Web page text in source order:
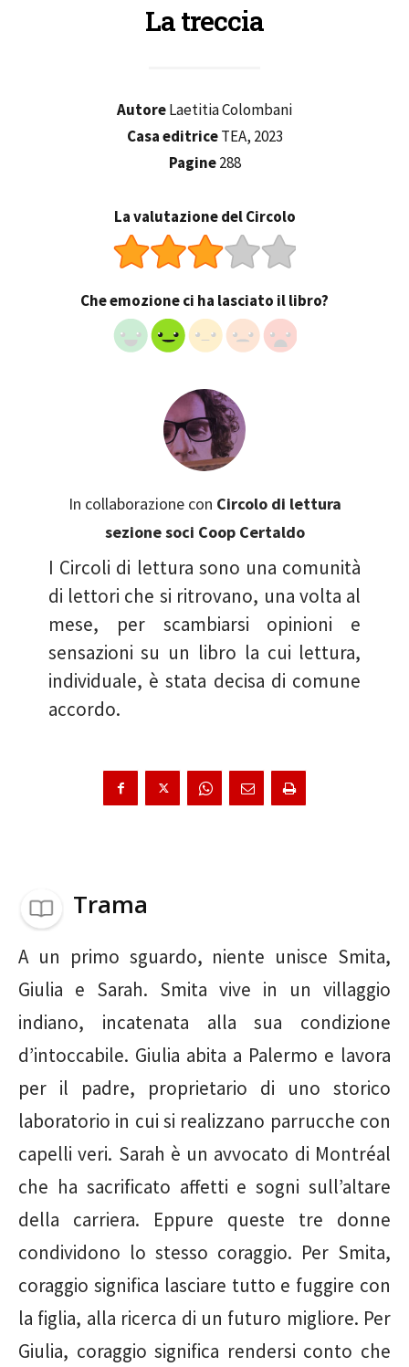
La treccia
AutoreLaetitia Colombani
Casa editriceTEA, 2023
Pagine288
La valutazione del Circolo
Che emozione ci ha lasciato il libro?
In collaborazione con Circolo di lettura
sezione soci Coop Certaldo
I Circoli di lettura sono una comunità
di lettori che si ritrovano, una volta al
mese, per scambiarsi opinioni e
sensazioni su un libro la cui lettura,
individuale, è stata decisa di comune
accordo.
Trama
A un primo sguardo, niente unisce Smita,
Giulia e Sarah. Smita vive in un villaggio
indiano, incatenata alla sua condizione
d’intoccabile. Giulia abita a Palermo e lavora
per il padre, proprietario di uno storico
laboratorio in cui si realizzano parrucche con
capelli veri. Sarah è un avvocato di Montréal
che ha sacrificato affetti e sogni sull’altare
della carriera. Eppure queste tre donne
condividono lo stesso coraggio. Per Smita,
coraggio significa lasciare tutto e fuggire con
la figlia, alla ricerca di un futuro migliore. Per
Giulia, coraggio significa rendersi conto che